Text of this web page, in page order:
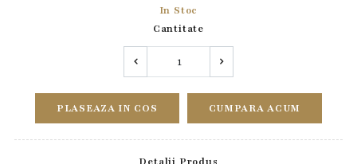
In Stoc
Cantitate
PLASEAZA IN COS CUMPARA ACUM